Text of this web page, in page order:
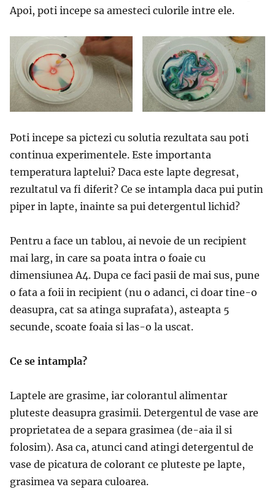
Apoi, poti incepe sa amesteci culorile intre ele.
Poti incepe sa pictezi cu solutia rezultata sau poti
continua experimentele. Este importanta
temperatura laptelui? Daca este lapte degresat,
rezultatul va fi diferit? Ce se intampla daca pui putin
piper in lapte, inainte sa pui detergentul lichid?
Pentru a face un tablou, ai nevoie de un recipient
mai larg, in care sa poata intra o foaie cu
dimensiunea A4. Dupa ce faci pasii de mai sus, pune
o fata a foii in recipient (nu o adanci, ci doar tine-o
deasupra, cat sa atinga suprafata), asteapta 5
secunde, scoate foaia si las-o la uscat.
Ce se intampla?
Laptele are grasime, iar colorantul alimentar
pluteste deasupra grasimii. Detergentul de vase are
proprietatea de a separa grasimea (de-aia il si
folosim). Asa ca, atunci cand atingi detergentul de
vase de picatura de colorant ce pluteste pe lapte,
grasimea va separa culoarea.